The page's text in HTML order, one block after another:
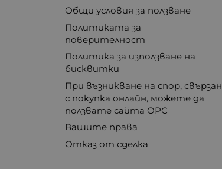
Общи условия за ползване
Политиката за
поверителност
Политика за използване на
бисквитки
При възникване на спор, свързан
с покупка онлайн, можете да
ползвате сайта ОРС
Вашите права
Отказ от сделка